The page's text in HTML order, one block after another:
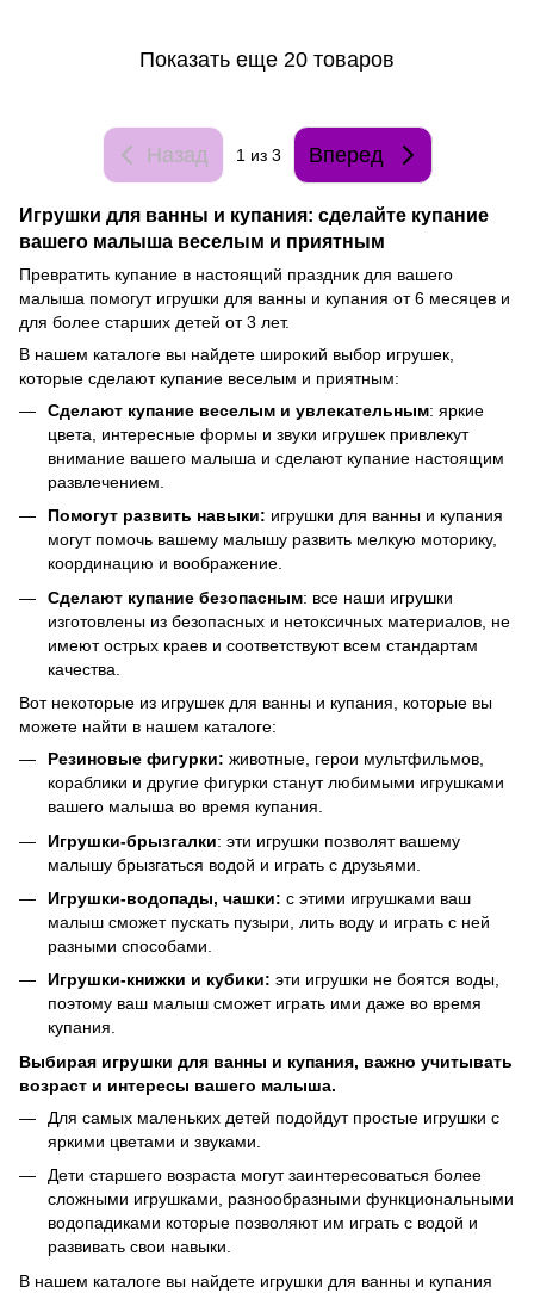
Игрушки для ванны и купания: сделайте купание
вашего малыша веселым и приятным
Превратить купание в настоящий праздник для вашего
малыша помогут игрушки для ванны и купания от 6 месяцев и
для более старших детей от 3 лет.
В нашем каталоге вы найдете широкий выбор игрушек,
которые сделают купание веселым и приятным:
Сделают купание веселым и увлекательным: яркие
цвета, интересные формы и звуки игрушек привлекут
внимание вашего малыша и сделают купание настоящим
развлечением.
Помогут развить навыки: игрушки для ванны и купания
могут помочь вашему малышу развить мелкую моторику,
координацию и воображение.
Сделают купание безопасным: все наши игрушки
изготовлены из безопасных и нетоксичных материалов, не
имеют острых краев и соответствуют всем стандартам
качества.
Вот некоторые из игрушек для ванны и купания, которые вы
можете найти в нашем каталоге:
Резиновые фигурки: животные, герои мультфильмов,
кораблики и другие фигурки станут любимыми игрушками
вашего малыша во время купания.
Игрушки-брызгалки: эти игрушки позволят вашему
малышу брызгаться водой и играть с друзьями.
Игрушки-водопады, чашки: с этими игрушками ваш
малыш сможет пускать пузыри, лить воду и играть с ней
разными способами.
Игрушки-книжки и кубики: эти игрушки не боятся воды,
поэтому ваш малыш сможет играть ими даже во время
купания.
Выбирая игрушки для ванны и купания, важно учитывать
возраст и интересы вашего малыша.
Для самых маленьких детей подойдут простые игрушки с
яркими цветами и звуками.
Дети старшего возраста могут заинтересоваться более
сложными игрушками, разнообразными функциональными
водопадиками которые позволяют им играть с водой и
развивать свои навыки.
В нашем каталоге вы найдете игрушки для ванны и купания
Показать еще 20 товаров
Назад 1 из 3 Вперед